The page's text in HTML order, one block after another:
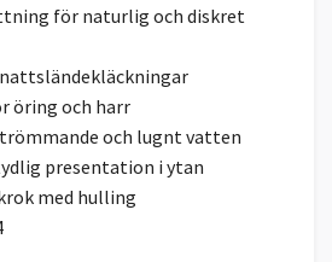
för naturlig och diskret
öring och harr
och lugnt vatten
presentation i ytan
med hulling